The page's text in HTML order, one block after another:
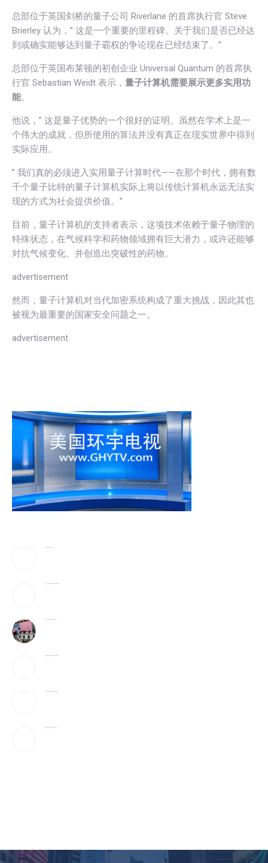
总部位于英国剑桥的量子公司 Riverlane 的首席执行官 Steve
Brierley 认为，” 这是一个重要的里程碑。关于我们是否已经达
到或确实能够达到量子霸权的争论现在已经结束了。”
总部位于英国布莱顿的初创企业 Universal Quantum 的首席执
行官 Sebastian Weidt 表示， 量子计算机需要展示更多实用功
能。
他说，” 这是量子优势的一个很好的证明。虽然在学术上是一
个伟大的成就，但所使用的算法并没有真正在现实世界中得到
实际应用。
” 我们真的必须进入实用量子计算时代——在那个时代，拥有数
千个量子比特的量子计算机实际上将以传统计算机永远无法实
现的方式为社会提供价值。”
目前，量子计算机的支持者表示，这项技术依赖于量子物理的
特殊状态，在气候科学和药物领域拥有巨大潜力，或许还能够
对抗气候变化、并创造出突破性的药物。
advertisement
然而，量子计算机对当代加密系统构成了重大挑战，因此其也
被视为最重要的国家安全问题之一。
advertisement